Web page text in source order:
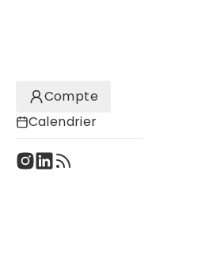
Compte
Calendrier